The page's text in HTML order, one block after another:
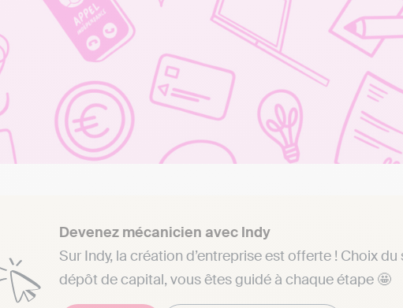
Devenez mécanicien avec Indy
Sur Indy, la création d’entreprise est offerte ! Choix
dépôt de capital, vous êtes guidé à chaque étape 🤩